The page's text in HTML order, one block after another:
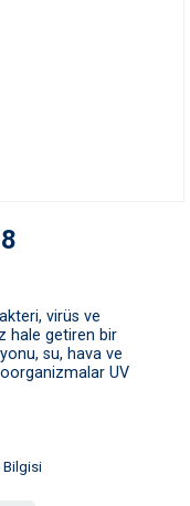
virüs ve
hale getiren bir
su, hava ve
UV
Bilgisi